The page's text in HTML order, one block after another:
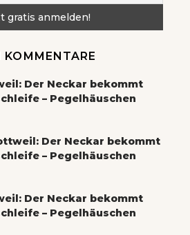
KOMMENTARE
Der Neckar bekommt
– Pegelhäuschen
Der Neckar bekommt
– Pegelhäuschen
Der Neckar bekommt
– Pegelhäuschen